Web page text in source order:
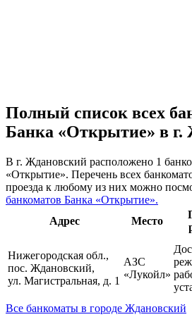
Полный список всех
Банка «Открытие» в г.
В г. Ждановский расположено 1
«Открытие». Перечень всех
проезда к любому из них можно
банкоматов Банка «Открытие».
Адрес
Место
Нижегородская обл.,
пос. Ждановский,
ул. Магистральная, д. 1
АЗС
«Лукойл»
Все банкоматы в городе Ждановский